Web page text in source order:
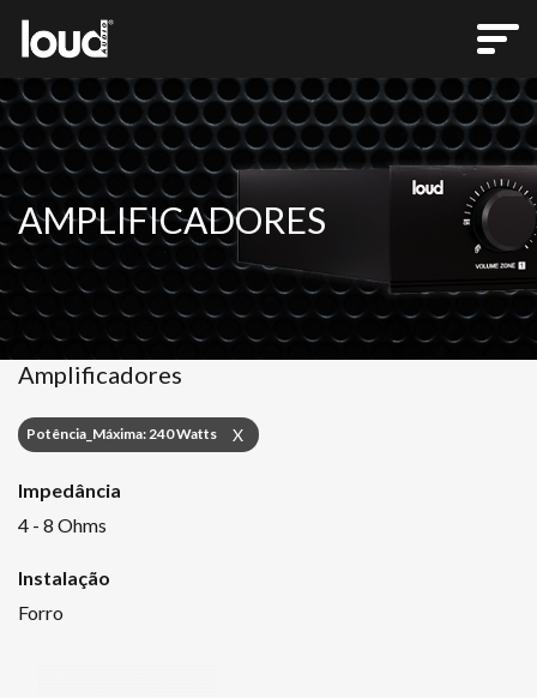
AMPLIFICADORES
Amplificadores
Potência_Máxima: 240 Watts X
Impedância
4 - 8 Ohms
Instalação
Forro